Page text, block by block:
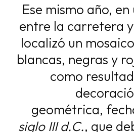
Ese mismo año,
entre la carretera
localizó un
blancas, negras y
como
geométrica,
siglo III d.C., que